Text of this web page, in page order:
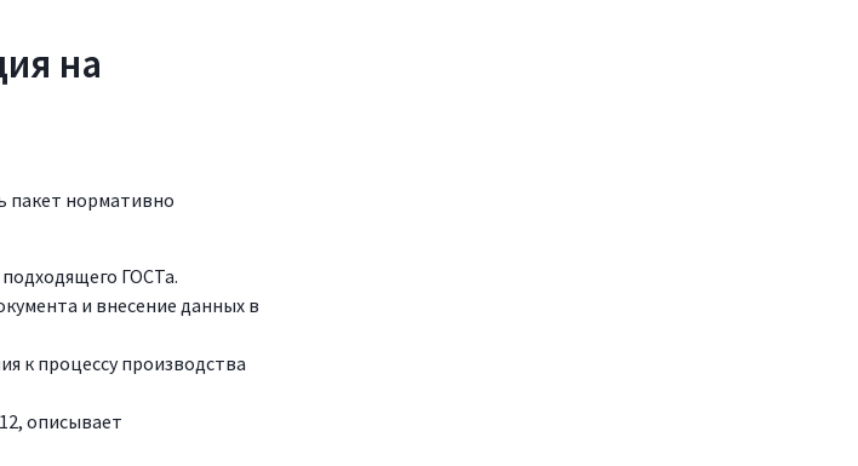
на
пакет нормативно
ГОСТа.
и внесение данных в
к процессу производства
описывает